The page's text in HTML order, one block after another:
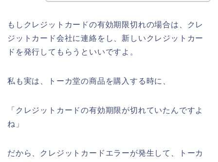
もしクレジットカードの有効期限切れの場合は、クレ
ジットカード会社に連絡をし、新しいクレジットカー
ドを発行してもらうといいですよ。
私も実は、トーカ堂の商品を購入する時に、
「クレジットカードの有効期限が切れていたんですよ
ね」
だから、クレジットカードエラーが発生して、トーカ